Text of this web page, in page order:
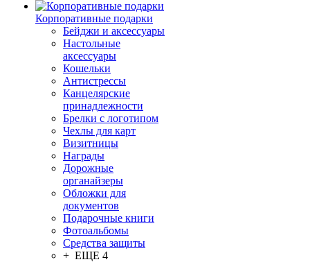
Корпоративные подарки
Бейджи и аксессуары
Настольные
аксессуары
Кошельки
Антистрессы
Канцелярские
принадлежности
Брелки с логотипом
Чехлы для карт
Визитницы
Награды
Дорожные
органайзеры
Обложки для
документов
Подарочные книги
Фотоальбомы
Средства защиты
+ ЕЩЕ 4